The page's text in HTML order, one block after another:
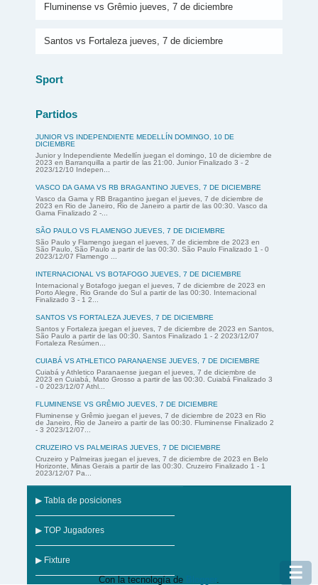
Fluminense vs Grêmio jueves, 7 de diciembre
Santos vs Fortaleza jueves, 7 de diciembre
Sport
Partidos
JUNIOR VS INDEPENDIENTE MEDELLÍN DOMINGO, 10 DE
DICIEMBRE
Junior y Independiente Medellín juegan el domingo, 10 de diciembre de
2023 en Barranquilla a partir de las 21:00. Junior Finalizado 3 - 2
2023/12/10 Indepen...
VASCO DA GAMA VS RB BRAGANTINO JUEVES, 7 DE DICIEMBRE
Vasco da Gama y RB Bragantino juegan el jueves, 7 de diciembre de
2023 en Rio de Janeiro, Rio de Janeiro a partir de las 00:30. Vasco da
Gama Finalizado 2 -...
SÃO PAULO VS FLAMENGO JUEVES, 7 DE DICIEMBRE
São Paulo y Flamengo juegan el jueves, 7 de diciembre de 2023 en
São Paulo, São Paulo a partir de las 00:30. São Paulo Finalizado 1 - 0
2023/12/07 Flamengo ...
INTERNACIONAL VS BOTAFOGO JUEVES, 7 DE DICIEMBRE
Internacional y Botafogo juegan el jueves, 7 de diciembre de 2023 en
Porto Alegre, Rio Grande do Sul a partir de las 00:30. Internacional
Finalizado 3 - 1 2...
SANTOS VS FORTALEZA JUEVES, 7 DE DICIEMBRE
Santos y Fortaleza juegan el jueves, 7 de diciembre de 2023 en Santos,
São Paulo a partir de las 00:30. Santos Finalizado 1 - 2 2023/12/07
Fortaleza Resúmen...
CUIABÁ VS ATHLETICO PARANAENSE JUEVES, 7 DE DICIEMBRE
Cuiabá y Athletico Paranaense juegan el jueves, 7 de diciembre de
2023 en Cuiabá, Mato Grosso a partir de las 00:30. Cuiabá Finalizado 3
- 0 2023/12/07 Athl...
FLUMINENSE VS GRÊMIO JUEVES, 7 DE DICIEMBRE
Fluminense y Grêmio juegan el jueves, 7 de diciembre de 2023 en Rio
de Janeiro, Rio de Janeiro a partir de las 00:30. Fluminense Finalizado 2
- 3 2023/12/07...
CRUZEIRO VS PALMEIRAS JUEVES, 7 DE DICIEMBRE
Cruzeiro y Palmeiras juegan el jueves, 7 de diciembre de 2023 en Belo
Horizonte, Minas Gerais a partir de las 00:30. Cruzeiro Finalizado 1 - 1
2023/12/07 Pa...
☰
▶ Tabla de posiciones
▶ TOP Jugadores
▶ Fixture
Con la tecnología de .